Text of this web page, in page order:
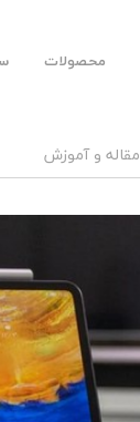
محصولات
مقاله و آموزش